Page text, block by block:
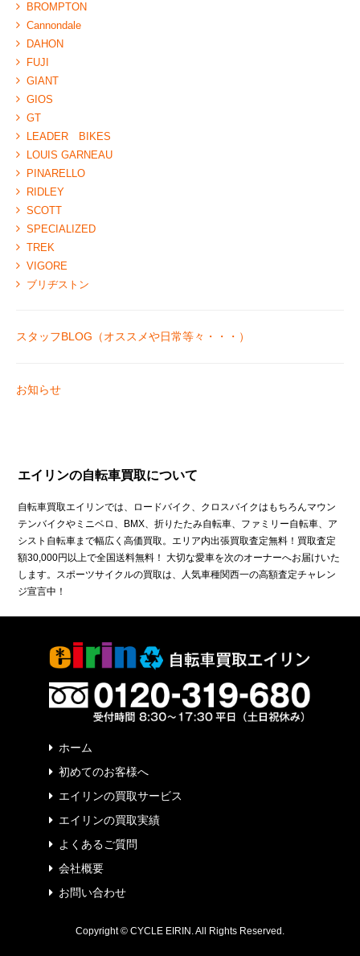
BROMPTON
Cannondale
DAHON
FUJI
GIANT
GIOS
GT
LEADER BIKES
LOUIS GARNEAU
PINARELLO
RIDLEY
SCOTT
SPECIALIZED
TREK
VIGORE
ブリヂストン
スタッフBLOG（オススメや日常等々・・・）
お知らせ
エイリンの自転車買取について
自転車買取エイリンでは、ロードバイク、クロスバイクはもちろんマウン
テンバイクやミニベロ、BMX、折りたたみ自転車、ファミリー自転車、ア
シスト自転車まで幅広く高価買取。エリア内出張買取査定無料！買取査定
額30,000円以上で全国送料無料！ 大切な愛車を次のオーナーへお届けいた
します。スポーツサイクルの買取は、人気車種関西一の高額査定チャレン
ジ宣言中！
ホーム
初めてのお客様へ
エイリンの買取サービス
エイリンの買取実績
よくあるご質問
会社概要
お問い合わせ
Copyright © CYCLE EIRIN. All Rights Reserved.